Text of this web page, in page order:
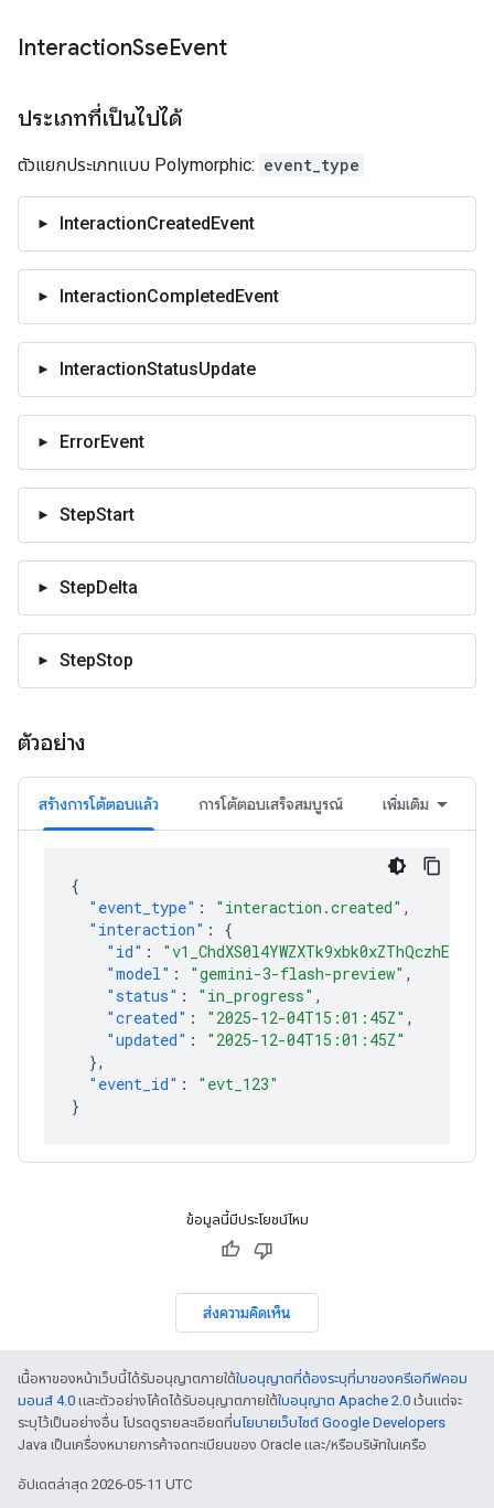
InteractionSseEvent
ประเภทที่เป็นไปได้
ตัวแยกประเภทแบบ Polymorphic: event_type
InteractionCreatedEvent
InteractionCompletedEvent
InteractionStatusUpdate
ErrorEvent
StepStart
StepDelta
StepStop
ตัวอย่าง
สร้างการโต้ตอบแล้ว การโต้ตอบเสร็จสมบูรณ์ เพิ่มเติม
{
"event_type" : "interaction.created" ,
"interaction" :
{
"id" :
"model" : "gemini-3-flash-preview" ,
"status" : "in_progress" ,
"created" : "2025-12-04T15:01:45Z" ,
"updated" :
"2025-12-04T15:01:45Z"
},
"event_id" :
"evt_123"
}
ข้อมูลนี้มีประโยชน์ไหม
ส่งความคิดเห็น
เนื้อหาของหน้าเว็บนี้ได้รับอนุญาตภายใต้ใบอนุญาตที่ต้องระบุที่มาของครีเอทีฟคอม
มอนส์ 4.0 และตัวอย่างโค้ดได้รับอนุญาตภายใต้ใบอนุญาต Apache 2.0 เว้นแต่จะ
ระบุไว้เป็นอย่างอื่น โปรดดูรายละเอียดที่นโยบายเว็บไซต์ Google Developers
Java เป็นเครื่องหมายการค้าจดทะเบียนของ Oracle และ/หรือบริษัทในเครือ
อัปเดตล่าสุด 2026-05-11 UTC